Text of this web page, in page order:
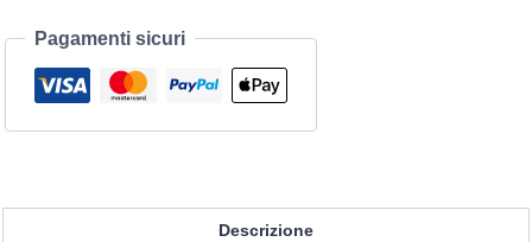
Pagamenti sicuri
Descrizione